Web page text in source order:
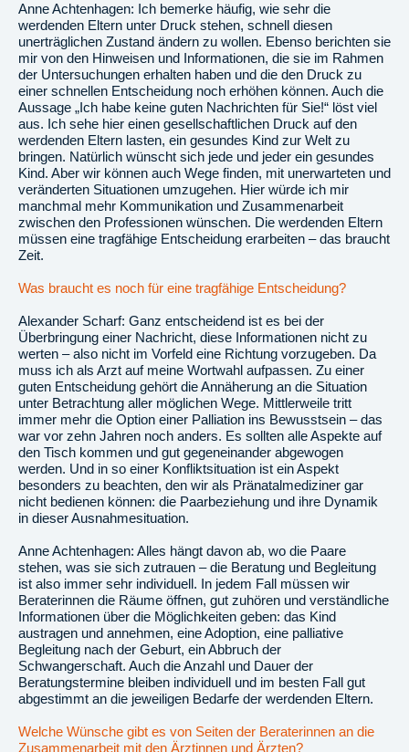
Anne Achtenhagen: Ich bemerke häufig, wie sehr die
werdenden Eltern unter Druck stehen, schnell diesen
unerträglichen Zustand ändern zu wollen. Ebenso berichten sie
mir von den Hinweisen und Informationen, die sie im Rahmen
der Untersuchungen erhalten haben und die den Druck zu
einer schnellen Entscheidung noch erhöhen können. Auch die
Aussage „Ich habe keine guten Nachrichten für Sie!“ löst viel
aus. Ich sehe hier einen gesellschaftlichen Druck auf den
werdenden Eltern lasten, ein gesundes Kind zur Welt zu
bringen. Natürlich wünscht sich jede und jeder ein gesundes
Kind. Aber wir können auch Wege finden, mit unerwarteten und
veränderten Situationen umzugehen. Hier würde ich mir
manchmal mehr Kommunikation und Zusammenarbeit
zwischen den Professionen wünschen. Die werdenden Eltern
müssen eine tragfähige Entscheidung erarbeiten – das braucht
Zeit.
Was braucht es noch für eine tragfähige Entscheidung?
Alexander Scharf: Ganz entscheidend ist es bei der
Überbringung einer Nachricht, diese Informationen nicht zu
werten – also nicht im Vorfeld eine Richtung vorzugeben. Da
muss ich als Arzt auf meine Wortwahl aufpassen. Zu einer
guten Entscheidung gehört die Annäherung an die Situation
unter Betrachtung aller möglichen Wege. Mittlerweile tritt
immer mehr die Option einer Palliation ins Bewusstsein – das
war vor zehn Jahren noch anders. Es sollten alle Aspekte auf
den Tisch kommen und gut gegeneinander abgewogen
werden. Und in so einer Konfliktsituation ist ein Aspekt
besonders zu beachten, den wir als Pränatalmediziner gar
nicht bedienen können: die Paarbeziehung und ihre Dynamik
in dieser Ausnahmesituation.
Anne Achtenhagen: Alles hängt davon ab, wo die Paare
stehen, was sie sich zutrauen – die Beratung und Begleitung
ist also immer sehr individuell. In jedem Fall müssen wir
Beraterinnen die Räume öffnen, gut zuhören und verständliche
Informationen über die Möglichkeiten geben: das Kind
austragen und annehmen, eine Adoption, eine palliative
Begleitung nach der Geburt, ein Abbruch der
Schwangerschaft. Auch die Anzahl und Dauer der
Beratungstermine bleiben individuell und im besten Fall gut
abgestimmt an die jeweiligen Bedarfe der werdenden Eltern.
Welche Wünsche gibt es von Seiten der Beraterinnen an die
Zusammenarbeit mit den Ärztinnen und Ärzten?